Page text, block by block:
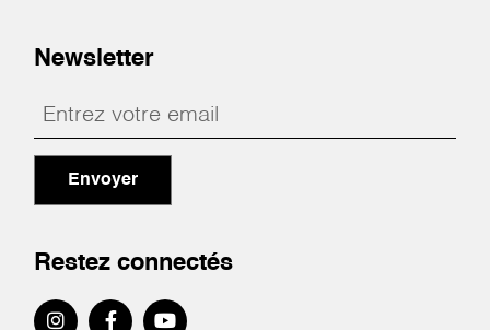
Newsletter
Envoyer
Restez connectés